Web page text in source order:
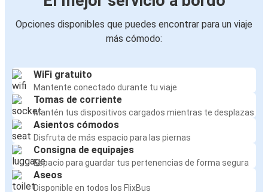
Opciones disponibles que puedes encontrar para un viaje
más cómodo:
WiFi gratuito
Mantente conectado durante tu viaje
Tomas de corriente
Mantén tus dispositivos cargados mientras te desplazas
Asientos cómodos
Disfruta de más espacio para las piernas
Consigna de equipajes
Espacio para guardar tus pertenencias de forma segura
Aseos
Disponible en todos los FlixBus